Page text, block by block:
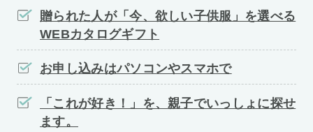
贈られた人が「今、欲しい子供服」を選べる
WEBカタログギフト
お申し込みはパソコンやスマホで
「これが好き！」を、親子でいっしょに探せ
ます。